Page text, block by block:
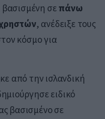
σε πάνω
, ανέδειξε τους
κόσμο για
από την ισλανδική
ειδικό
βασισμένο σε